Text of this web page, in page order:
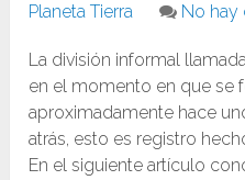
Planeta Tierra
No hay
La división informal
en el momento en que se
aproximadamente hace
atrás, esto es registro
En el siguiente artículo